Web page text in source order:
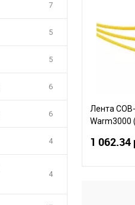
7
5
5
6
6
4
4
Лента
Warm3000
1 062.34